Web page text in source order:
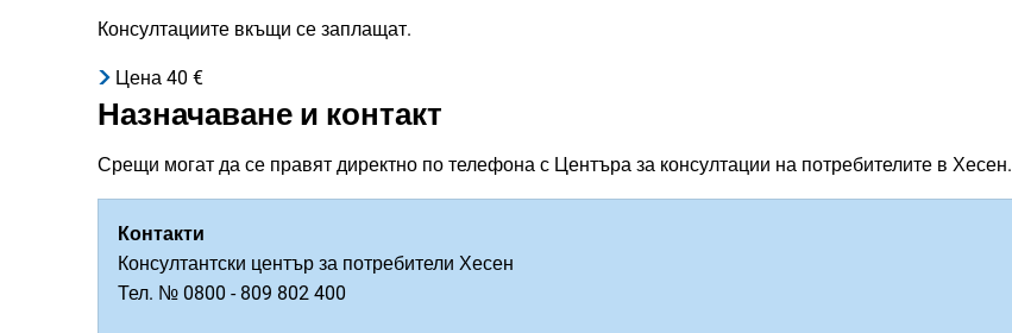
Консултациите вкъщи се заплащат.
Цена 40 €
Назначаване и контакт
Срещи могат да се правят директно по телефона с Центъра за консултации на потребителите в Хесен.
Контакти
Консултантски център за потребители Хесен
Тел. № 0800 - 809 802 400